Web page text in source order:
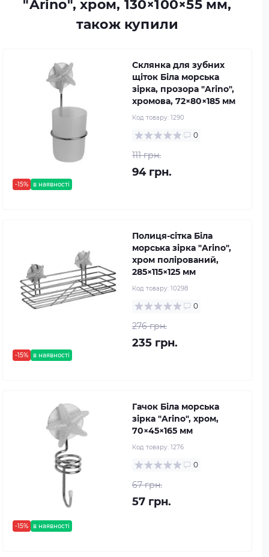
"Arino", хром, 130×100×55 мм,
також купили
-15% в наявності
Склянка для зубних
щіток Біла морська
зірка, прозора "Arino",
хромова, 72×80×185 мм
Код товару: 1290
0
111 грн.
94 грн.
-15% в наявності
Полиця-сітка Біла
морська зірка "Arino",
хром полірований,
285×115×125 мм
Код товару: 10298
0
276 грн.
235 грн.
-15% в наявності
Гачок Біла морська
зірка "Arino", хром,
70×45×165 мм
Код товару: 1276
0
67 грн.
57 грн.